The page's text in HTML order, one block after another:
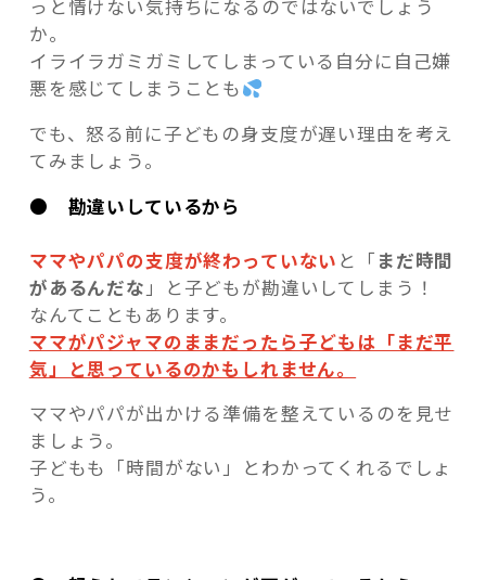
っと情けない気持ちになるのではないでしょう
か。
イライラガミガミしてしまっている自分に自己嫌
悪を感じてしまうことも
でも、怒る前に子どもの身支度が遅い理由を考え
てみましょう。
● 勘違いしているから
ママやパパの支度が終わっていない と「 まだ時間
があるんだな 」と子どもが勘違いしてしまう！
なんてこともあります。
ママがパジャマのままだったら子どもは「まだ平
気」と思っているのかもしれません。
ママやパパが出かける準備を整えているのを見せ
ましょう。
子どもも「時間がない」とわかってくれるでしょ
う。